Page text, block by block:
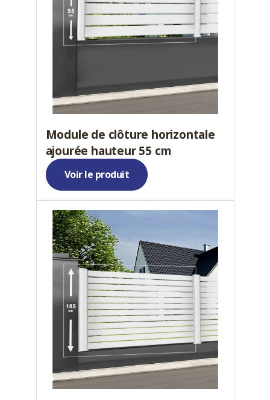
Module de clôture horizontale
ajourée hauteur 55 cm
Voir le produit